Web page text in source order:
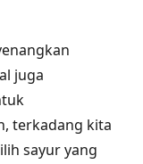
juga
terkadang kita
sayur yang